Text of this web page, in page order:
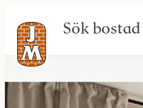
Sök bostad